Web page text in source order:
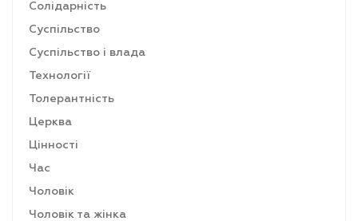
Солідарність
Суспільство
Суспільство і влада
Технології
Толерантність
Церква
Цінності
Час
Чоловік
Чоловік та жінка